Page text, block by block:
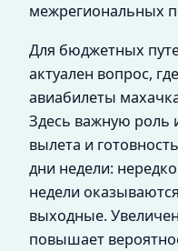
межрегиональных
Для бюджетных
актуален вопрос,
авиабилеты
Здесь важную роль
вылета и
дни недели:
недели
выходные.
повышает